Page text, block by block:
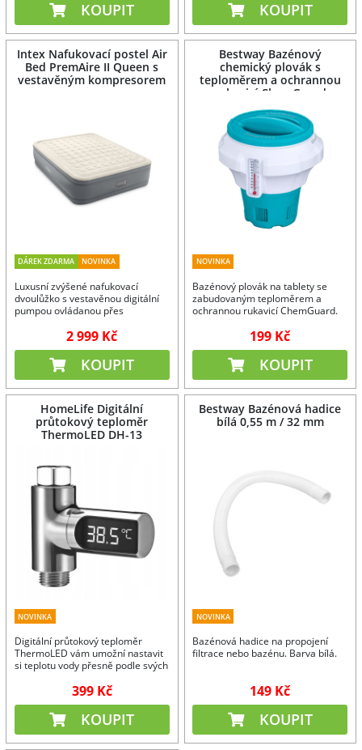
KOUPIT KOUPIT
Intex Nafukovací postel Air
Bed PremAire II Queen s
vestavěným kompresorem
DÁREK ZDARMA NOVINKA
Luxusní zvýšené nafukovací
dvoulůžko s vestavěnou digitální
pumpou ovládanou přes
2 999 Kč
KOUPIT
Bestway Bazénový
chemický plovák s
teploměrem a ochrannou
rukavicí ChemGuard
NOVINKA
Bazénový plovák na tablety se
zabudovaným teploměrem a
ochrannou rukavicí ChemGuard.
199 Kč
KOUPIT
HomeLife Digitální
průtokový teploměr
ThermoLED DH-13
NOVINKA
Digitální průtokový teploměr
ThermoLED vám umožní nastavit
si teplotu vody přesně podle svých
399 Kč
KOUPIT
Bestway Bazénová hadice
bílá 0,55 m / 32 mm
NOVINKA
Bazénová hadice na propojení
filtrace nebo bazénu. Barva bílá.
149 Kč
KOUPIT